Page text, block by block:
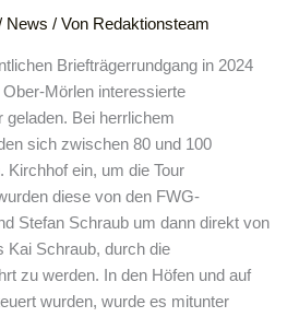
News / Von Redaktionsteam
Briefträgerrundgang in 2024
Mörlen interessierte
geladen. Bei herrlichem
sich zwischen 80 und 100
Kirchhof ein, um die Tour
diese von den FWG-
Stefan Schraub um dann direkt von
Kai Schraub, durch die
zu werden. In den Höfen und auf
wurden, wurde es mitunter